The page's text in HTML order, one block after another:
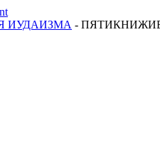
ИУДАИЗМА - ПЯТИКНИЖИЕ